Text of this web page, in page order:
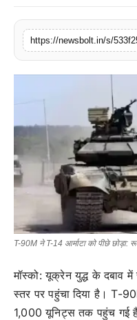
https://newsbolt.in/s/
T-90M ने T-14 आर्माटा को पीछे छोड़ा:
मॉस्को: यूक्रेन युद्ध के दबाव
स्तर पर पहुंचा दिया है। T-
1,000 यूनिट्स तक पहुंच गई